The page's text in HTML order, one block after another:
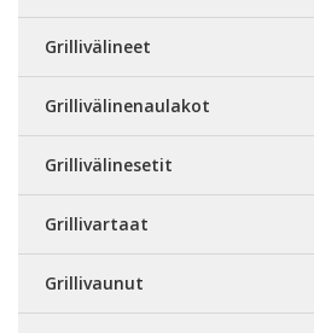
Grillivälineet
Grillivälinenaulakot
Grillivälinesetit
Grillivartaat
Grillivaunut